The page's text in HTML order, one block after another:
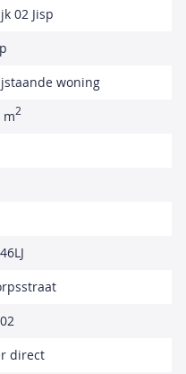
02 Jisp
woning
m2
direct